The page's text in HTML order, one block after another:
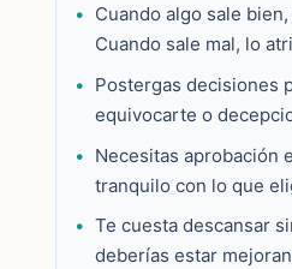
Cuando algo sale
Cuando sale mal, lo
Postergas decisiones
equivocarte o
Necesitas aprobación
tranquilo con lo que
Te cuesta descansar
deberías estar